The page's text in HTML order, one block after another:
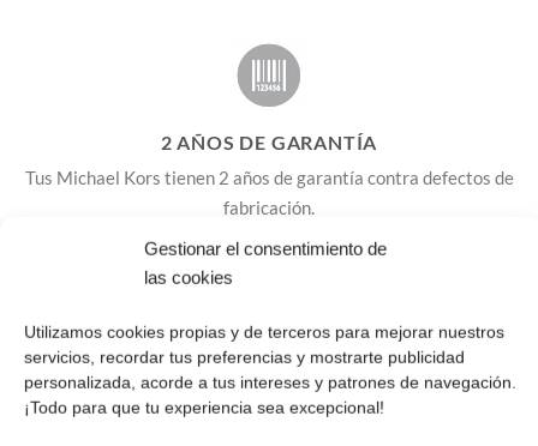
Gestionar el consentimiento de
las cookies
Utilizamos cookies propias y de terceros para mejorar nuestros
servicios, recordar tus preferencias y mostrarte publicidad
personalizada, acorde a tus intereses y patrones de navegación.
¡Todo para que tu experiencia sea excepcional!
2 AÑOS DE GARANTÍA
Tus Michael Kors tienen 2 años de garantía contra defectos de
fabricación.
euros, no enviamos a Canarias, Ceuta y Melilla.
Gastos por gestión en cambios y devoluciones: 7
euros, 11 Baleares.